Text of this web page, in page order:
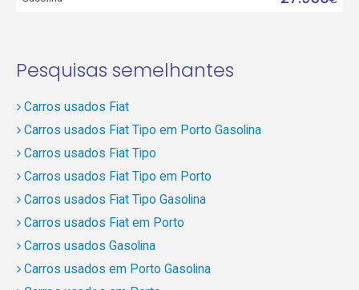
Pesquisas semelhantes
Carros usados Fiat
Carros usados Fiat Tipo em Porto Gasolina
Carros usados Fiat Tipo
Carros usados Fiat Tipo em Porto
Carros usados Fiat Tipo Gasolina
Carros usados Fiat em Porto
Carros usados Gasolina
Carros usados em Porto Gasolina